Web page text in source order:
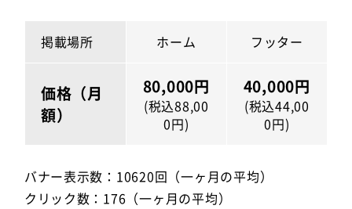
掲載場所 ホーム フッター
価格（月
額）
80,000円
(税込88,00
0円)
40,000円
(税込44,00
0円)
バナー表示数：10620回（一ヶ月の平均）
クリック数：176（一ヶ月の平均）